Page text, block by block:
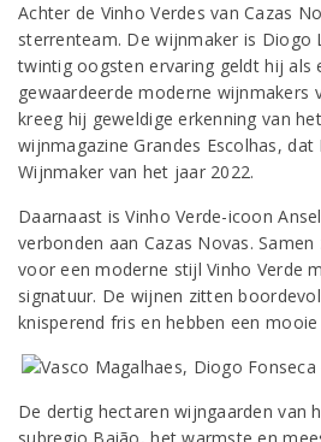
Achter de Vinho Verdes van Cazas
sterrenteam. De wijnmaker is Diogo
twintig oogsten ervaring geldt hij als
gewaardeerde moderne wijnmakers
kreeg hij geweldige erkenning van
wijnmagazine Grandes Escolhas,
Wijnmaker van het jaar 2022.
Daarnaast is Vinho Verde-icoon
verbonden aan Cazas Novas.
voor een moderne stijl Vinho Verde
signatuur. De wijnen zitten
knisperend fris en hebben een
De dertig hectaren wijngaarden van